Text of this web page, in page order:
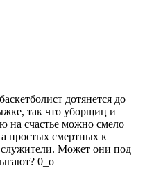
дотянется до
так что уборщиц и
на счастье можно смело
а простых смертных к
Может они под
0_о